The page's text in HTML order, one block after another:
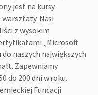
jest na kursy
Nasi
z wysokim
„Microsoft
naszych największych
Zapewniamy
do 200 dni w roku.
Fundacji